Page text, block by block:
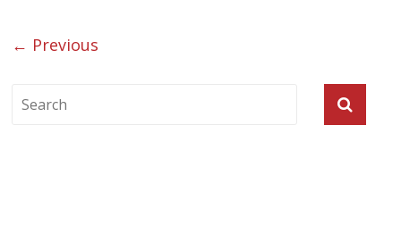
← Previous